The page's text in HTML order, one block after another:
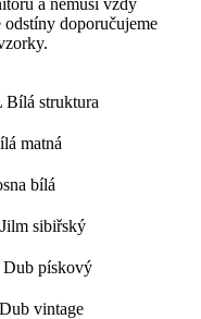
doporučujeme
struktura
matná
bílá
sibiřský
pískový
vintage